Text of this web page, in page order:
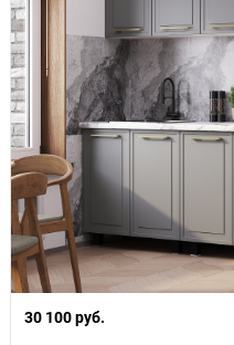
30 100 руб.